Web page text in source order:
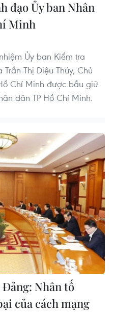
đạo Ủy ban Nhân
Minh
Ủy ban Kiểm tra
Thị Diệu Thúy, Chủ
Chí Minh được bầu giữ
dân TP Hồ Chí Minh.
Đảng: Nhân tố
của cách mạng